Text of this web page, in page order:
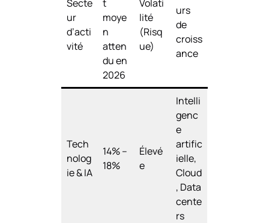
Secte
ur
d’acti
vité
t
moye
n
atten
du en
2026
Volati
lité
(Risq
ue)
urs
de
croiss
ance
Tech
nolog
ie & IA
14% –
18%
Élevé
e
Intelli
genc
e
artific
ielle,
Cloud
, Data
cente
rs